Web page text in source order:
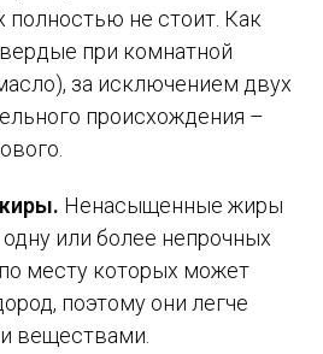
полностью не стоит. Как
при комнатной
за исключением двух
происхождения –
Ненасыщенные жиры
или более непрочных
месту которых может
поэтому они легче
веществами.